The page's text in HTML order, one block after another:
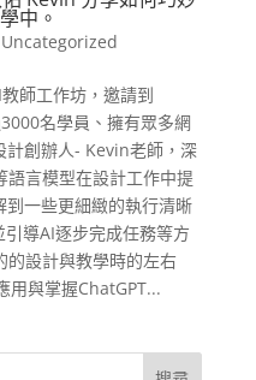
中。
Uncategorized
師工作坊，邀請到
名學員、擁有眾多網
創辦人- Kevin老師，深
語言模型在設計工作中提
一些更細緻的執行清晰
導AI逐步完成任務等方
的設計與教學時的左右
用與掌握ChatGPT...